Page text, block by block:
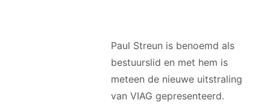
Paul Streun is benoemd als
bestuurslid en met hem is
meteen de nieuwe uitstraling
van VIAG gepresenteerd.